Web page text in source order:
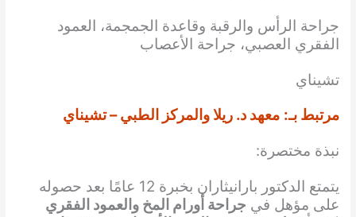
جراحة الرأس والرقبة وقاعدة الجمجمة، العمود
الفقري العصبي، جراحة الأعصاب
تشيناي
مرتبط بـ: معهد د. ريلا والمركز الطبي – تشيناي
نبذة مختصرة:
يتمتع الدكتور بارانيثاران بخبرة 12 عامًا بعد حصوله
على مؤهل في جراحة أورام المخ والعمود الفقري